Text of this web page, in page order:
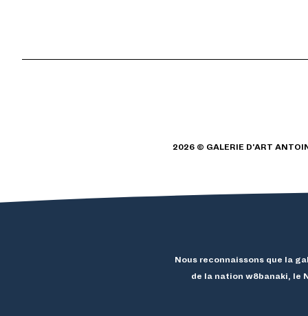
2026 © GALERIE D'ART
Nous reconnaissons que la
de la nation w8banaki, le